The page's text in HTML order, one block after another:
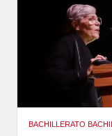
BACHILLERATO